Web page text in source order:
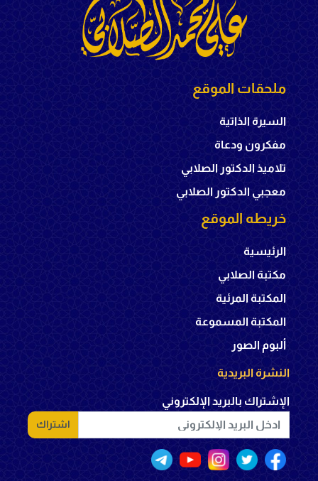
ملحقات الموقع
السيرة الذاتية
مفكرون ودعاة
تلاميذ الدكتور الصلابي
معجبي الدكتور الصلابي
خريطه الموقع
الرئيسية
مكتبة الصلابي
المكتبة المرئية
المكتبة المسموعة
ألبوم الصور
النشرة البريدية
الإشتراك بالبريد الإلكتروني
اشتراك